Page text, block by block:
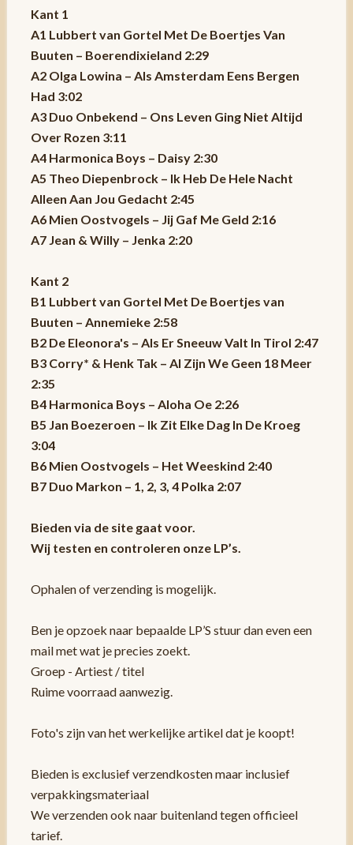
Kant 1
A1 Lubbert van Gortel Met De Boertjes Van
Buuten – Boerendixieland 2:29
A2 Olga Lowina – Als Amsterdam Eens Bergen
Had 3:02
A3 Duo Onbekend – Ons Leven Ging Niet Altijd
Over Rozen 3:11
A4 Harmonica Boys – Daisy 2:30
A5 Theo Diepenbrock – Ik Heb De Hele Nacht
Alleen Aan Jou Gedacht 2:45
A6 Mien Oostvogels – Jij Gaf Me Geld 2:16
A7 Jean & Willy – Jenka 2:20
Kant 2
B1 Lubbert van Gortel Met De Boertjes van
Buuten – Annemieke 2:58
B2 De Eleonora's – Als Er Sneeuw Valt In Tirol 2:47
B3 Corry* & Henk Tak – Al Zijn We Geen 18 Meer
2:35
B4 Harmonica Boys – Aloha Oe 2:26
B5 Jan Boezeroen – Ik Zit Elke Dag In De Kroeg
3:04
B6 Mien Oostvogels – Het Weeskind 2:40
B7 Duo Markon – 1, 2, 3, 4 Polka 2:07
Bieden via de site gaat voor.
Wij testen en controleren onze LP’s.
Ophalen of verzending is mogelijk.
Ben je opzoek naar bepaalde LP’S stuur dan even een
mail met wat je precies zoekt.
Groep - Artiest / titel
Ruime voorraad aanwezig.
Foto's zijn van het werkelijke artikel dat je koopt!
Bieden is exclusief verzendkosten maar inclusief
verpakkingsmateriaal
We verzenden ook naar buitenland tegen officieel
tarief.